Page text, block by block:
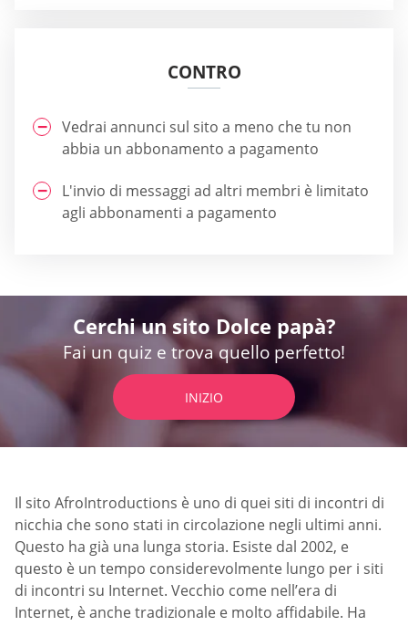
CONTRO
Vedrai annunci sul sito a meno che tu non
abbia un abbonamento a pagamento
L'invio di messaggi ad altri membri è limitato
agli abbonamenti a pagamento
Cerchi un sito Dolce papà?
Fai un quiz e trova quello perfetto!
INIZIO
Il sito AfroIntroductions è uno di quei siti di incontri di
nicchia che sono stati in circolazione negli ultimi anni.
Questo ha già una lunga storia. Esiste dal 2002, e
questo è un tempo considerevolmente lungo per i siti
di incontri su Internet. Vecchio come nell’era di
Internet, è anche tradizionale e molto affidabile. Ha